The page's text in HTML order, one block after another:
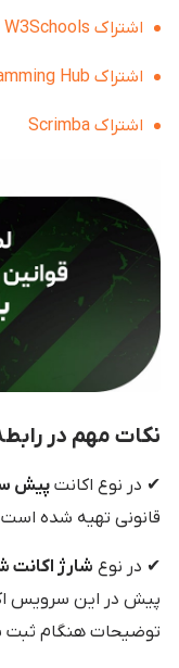
اشتراک W3Schools
اشتراک Programming Hub
اشتراک Scrimba
نکات مهم در
✔ در نوع اکانت پیش
قانونی تهیه شده
✔ در نوع شارژ
پیش در این سرویس
توضیحات هنگام ثبت